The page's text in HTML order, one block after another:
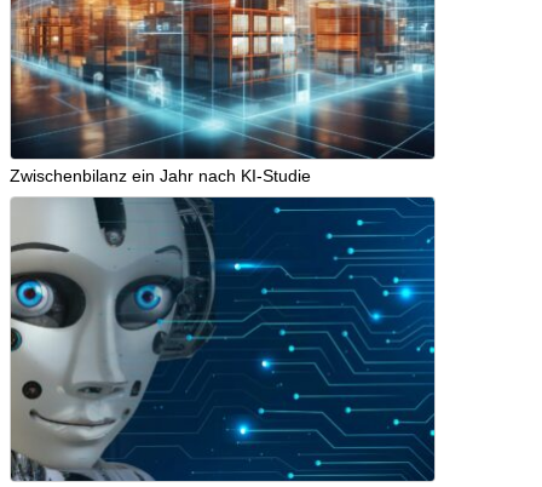
Zwischenbilanz ein Jahr nach KI-Studie